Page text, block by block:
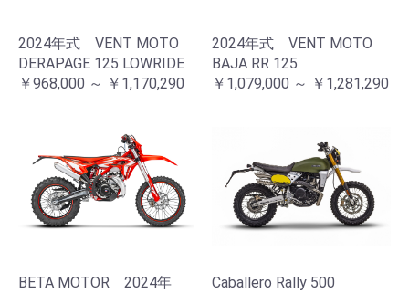
2024年式 VENT MOTO
DERAPAGE 125 LOWRIDE
￥968,000 ～ ￥1,170,290
2024年式 VENT MOTO
BAJA RR 125
￥1,079,000 ～ ￥1,281,290
BETA MOTOR 2024年
Caballero Rally 500